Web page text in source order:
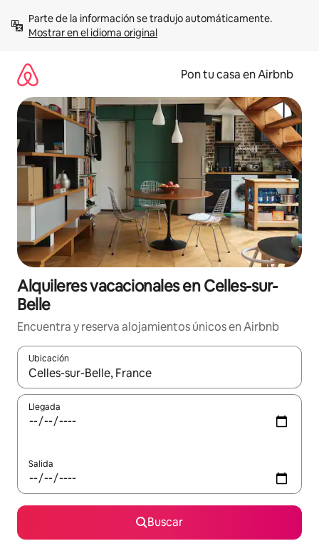
contenidoMostrar en el idioma original
Pon tu casa en Airbnb
Alquileres vacacionales en Celles-sur-
Belle
Encuentra y reserva alojamientos únicos en Airbnb
Ubicación
Cuando los resultados estén disponibles, navega con las
Llegada
Salida
Buscar